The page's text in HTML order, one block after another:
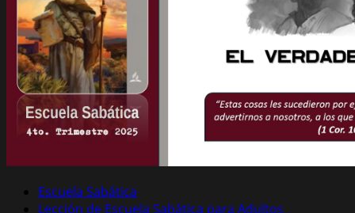
Escuela Sabática
Lección de Escuela Sabática para Adultos